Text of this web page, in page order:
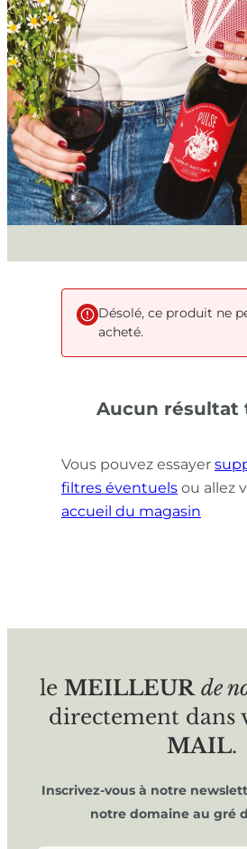
Désolé, ce produit ne
acheté.
Aucun résultat
Vous pouvez essayer
filtres éventuels ou allez
accueil du magasin
le MEILLEUR de
directement dans
MAIL.
Inscrivez-vous à notre
notre domaine au gré